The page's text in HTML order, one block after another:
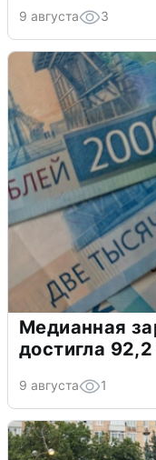
9 августа 3
Медианная
достигла
9 августа 1